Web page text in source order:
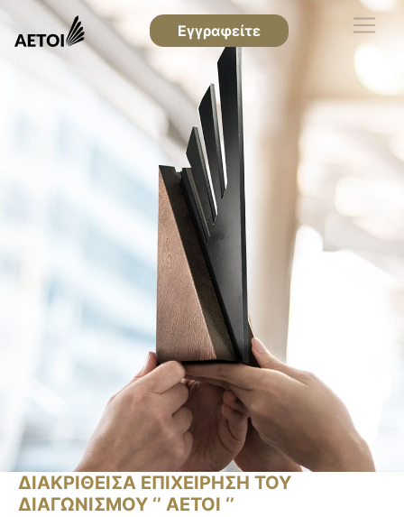
Εγγραφείτε
ΔΙΑΚΡΙΘΕΙΣΑ ΕΠΙΧΕΙΡΗΣΗ ΤΟΥ
ΔΙΑΓΩΝΙΣΜΟΥ ‘’ ΑΕΤΟΙ ‘’